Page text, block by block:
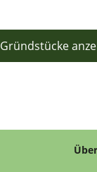
Gründstücke